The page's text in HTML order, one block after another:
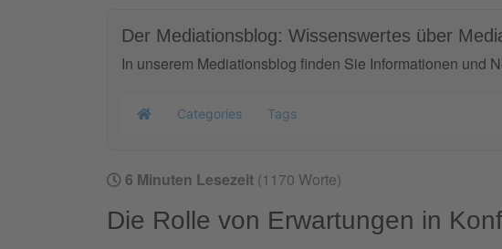
Der Mediationsblog: Wissenswertes über
In unserem Mediationsblog finden Sie Informationen und
Home Categories Tags
6 Minuten Lesezeit (1170 Worte)
Die Rolle von Erwartungen in